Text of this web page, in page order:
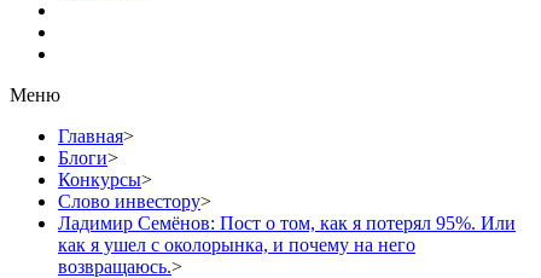
Меню
Главная>
Блоги>
Конкурсы>
Слово инвестору>
Ладимир Семёнов: Пост о том, как я потерял 95%. Или
как я ушел с околорынка, и почему на него
возвращаюсь.>